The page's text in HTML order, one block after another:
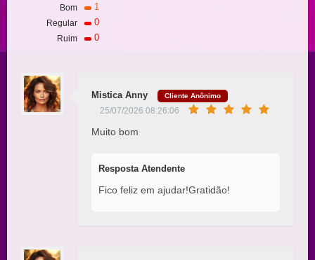
Bom 1
Regular 0
Ruim 0
Mistica Anny Cliente Anônimo
25/07/2026 08:26:06
Muito bom
Resposta Atendente
Fico feliz em ajudar!Gratidão!